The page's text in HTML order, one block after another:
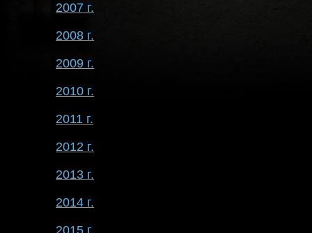
2007 г.
2008 г.
2009 г.
2010 г.
2011 г.
2012 г.
2013 г.
2014 г.
2015 г.